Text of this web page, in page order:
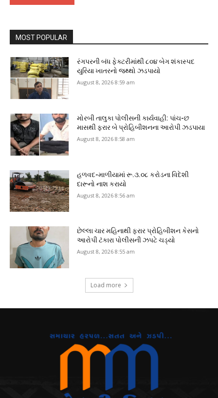
MOST POPULAR
રંગપરની બંધ ફેક્ટરીમાંથી ૮૦૪ બેગ શંકાસ્પદ
યુરિયા ખાતરનો જથ્થો ઝડપાયો
August 8, 2026 8:59 am
મોરબી તાલુકા પોલીસની કાર્યવાહી: પાંચ-છ
માસથી ફરાર બે પ્રોહિબીશનના આરોપી ઝડપાયા
August 8, 2026 8:58 am
હળવદ-માળીયામાં રૂ.૩.૦૮ કરોડના વિદેશી
દારૂનો નાશ કરાયો
August 8, 2026 8:56 am
છેલ્લા ચાર મહિનાથી ફરાર પ્રોહિબીશન કેસનો
આરોપી ટંકારા પોલીસની ઝપટે ચડ્યો
August 8, 2026 8:55 am
Load more